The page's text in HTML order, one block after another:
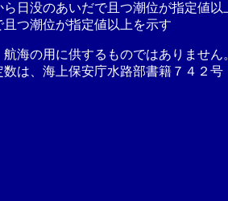
ら日没のあいだで且つ潮位が指定値以
且つ潮位が指定値以上を示す
航海の用に供するものではありませ
は、海上保安庁水路部書籍７４２